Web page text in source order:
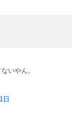
いやん。
日